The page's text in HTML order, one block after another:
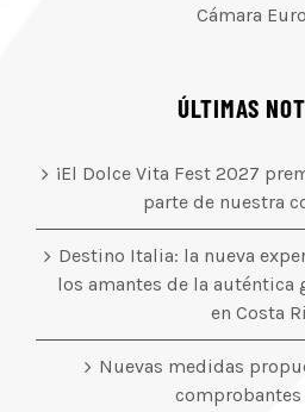
Cámara
ÚLTIMAS
¡El Dolce Vita Fest 2027
parte de nuestra
Destino Italia: la nueva
los amantes de la auténtica
en Costa
Nuevas medidas
comprobantes